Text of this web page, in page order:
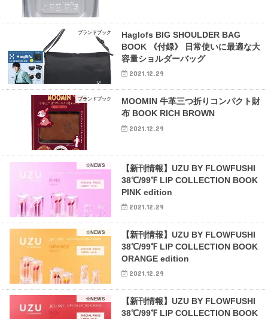
ブランドブック
Haglofs BIG SHOULDER BAG
BOOK 《付録》 日常使いに最適な大
容量ショルダーバッグ
2021.12.29
ブランドブック
MOOMIN 牛革三つ折りコンパクト財
布 BOOK RICH BROWN
2021.12.29
☆NEWS
【新刊情報】UZU BY FLOWFUSHI
38℃/99℉ LIP COLLECTION BOOK
PINK edition
2021.12.29
☆NEWS
【新刊情報】UZU BY FLOWFUSHI
38℃/99℉ LIP COLLECTION BOOK
ORANGE edition
2021.12.29
☆NEWS
【新刊情報】UZU BY FLOWFUSHI
38℃/99℉ LIP COLLECTION BOOK